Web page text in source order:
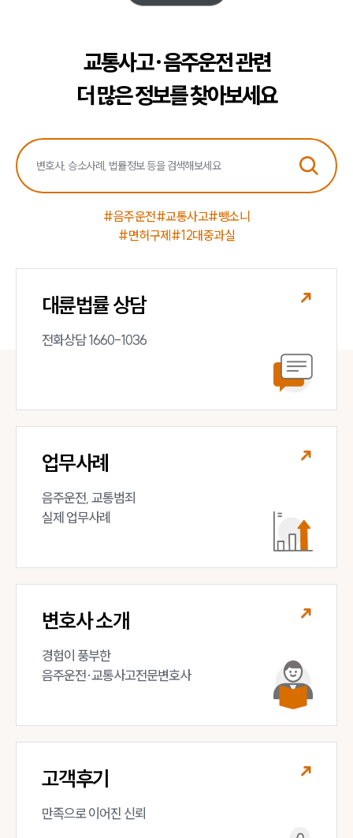
교통사고·음주운전 관련
더 많은 정보를 찾아보세요
#음주운전#교통사고#뺑소니
#면허구제#12대중과실
대륜법률 상담
전화상담 1660-1036
업무사례
음주운전, 교통범죄
실제 업무사례
변호사 소개
경험이 풍부한
음주운전·교통사고전문변호사
고객후기
만족으로 이어진 신뢰